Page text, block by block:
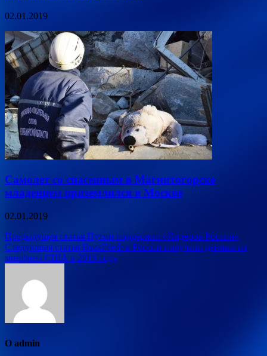
02.01.2019
Самолет со спасенным в Магнитогорске
младенцем приземлился в Москве
02.01.2019
Навигация
по
Предыдущая статья Путин поддержал «Лидеров России»
Следующая статья BuzzFeed: в России получали данные из
минфина США в 2016 году
О admin